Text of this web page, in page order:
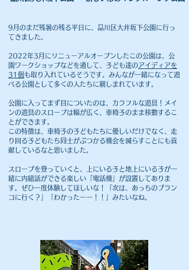
9月のまだ残暑の残る平日に、品川区大井坂下公園に行っ
てきました。
2022年3月にリニューアルオープンしたこの公園は、公
園ワークショップなどを通して、子ども達のアイディアを
31個 も取り入れているそうです。みんなが一緒になって遊
べる公園として多くの人たちに親しまれています。
公園に入ってまず目についたのは、カラフルな遊具！メイ
ンの遊具のスロープは幅が広く、車椅子のまま移動するこ
とができます。
この特徴は、車椅子の子どもたちに優しいだけでなく、走
り回る子どもたち同士がぶつかる機会を減らすことにも貢
献しているなと思いました
スロープを登っていくと、上にいる子と地上にいる子が一
緒に内緒話ができる楽しい「電話機」が設置してありま
す。ぜひ一度体験してほしいな！「次は、あっちのブラン
コに行く？」「わかったーー！！」みたいなね。